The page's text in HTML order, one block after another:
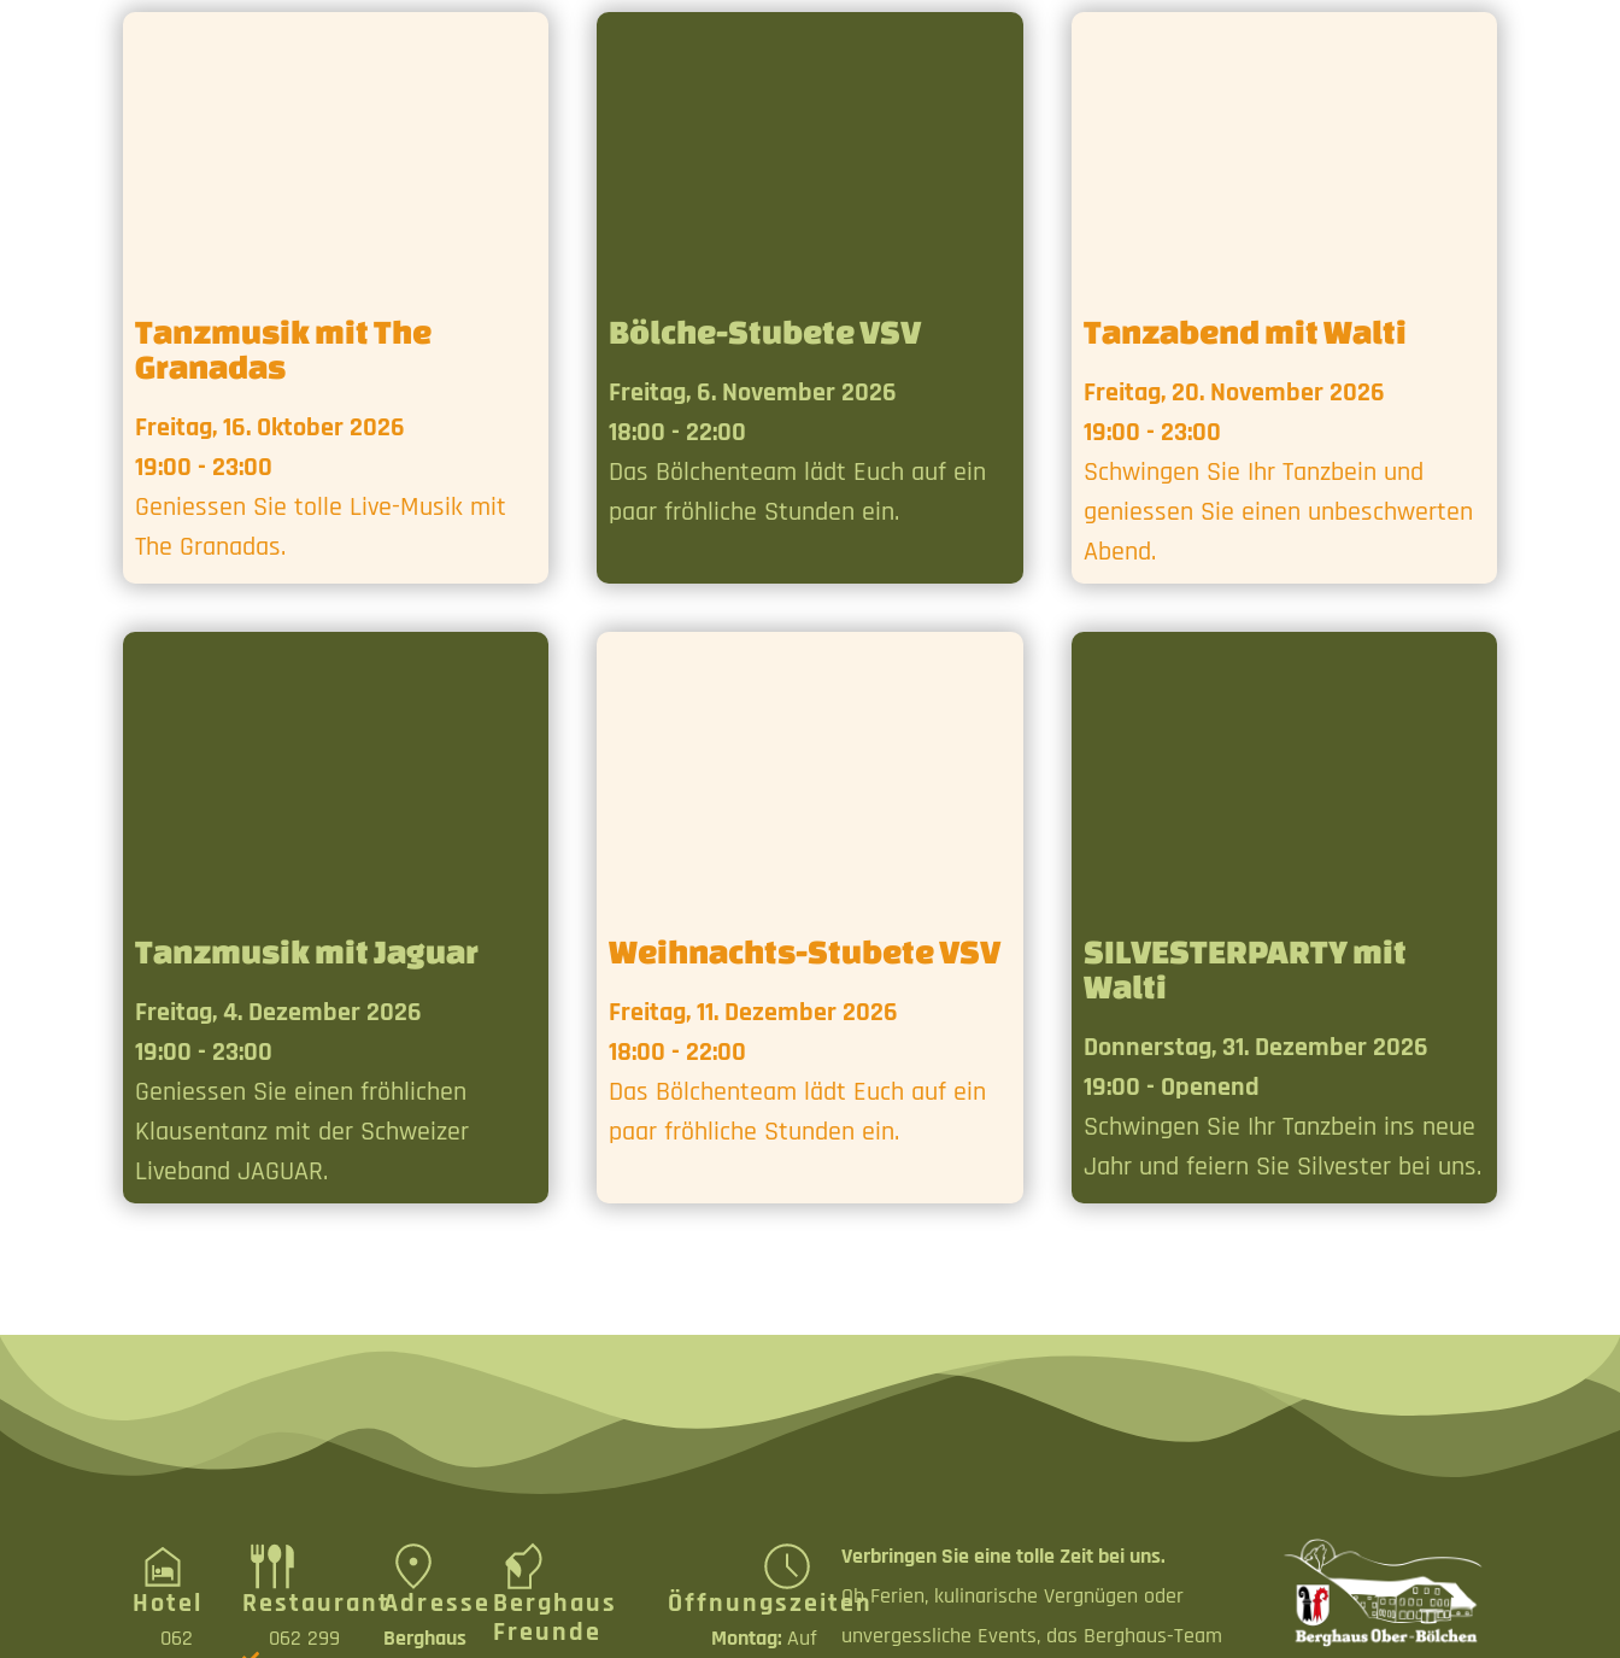
Tanzmusik mit The
Granadas
Freitag, 16. Oktober 2026
19:00 - 23:00
Geniessen Sie tolle Live-Musik mit
The Granadas.
Bölche-Stubete VSV
Freitag, 6. November 2026
18:00 - 22:00
Das Bölchenteam lädt Euch auf ein
paar fröhliche Stunden ein.
Tanzabend mit Walti
Freitag, 20. November 2026
19:00 - 23:00
Schwingen Sie Ihr Tanzbein und
geniessen Sie einen unbeschwerten
Abend.
Tanzmusik mit Jaguar
Freitag, 4. Dezember 2026
19:00 - 23:00
Geniessen Sie einen fröhlichen
Klausentanz mit der Schweizer
Liveband JAGUAR.
Weihnachts-Stubete VSV
Freitag, 11. Dezember 2026
18:00 - 22:00
Das Bölchenteam lädt Euch auf ein
paar fröhliche Stunden ein.
SILVESTERPARTY mit
Walti
Donnerstag, 31. Dezember 2026
19:00 - Openend
Schwingen Sie Ihr Tanzbein ins neue
Jahr und feiern Sie Silvester bei uns.
Hotel
062
Restaurant
062 299
Adresse
Berghaus
Berghaus
Freunde
Öffnungszeiten
Montag: Auf
Verbringen Sie eine tolle Zeit bei uns.
Ob Ferien, kulinarische Vergnügen oder
unvergessliche Events, das Berghaus-Team